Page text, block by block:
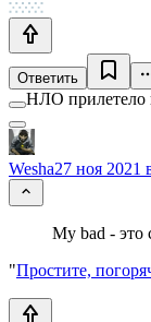
Ответить
НЛО прилетело
Wesha27 ноя 2021
My bad - это
"Простите,